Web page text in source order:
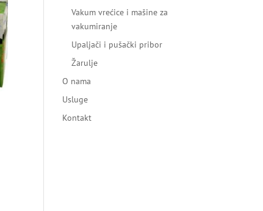
Vakum vrećice i mašine za
vakumiranje
Upaljači i pušački pribor
Žarulje
O nama
Usluge
Kontakt